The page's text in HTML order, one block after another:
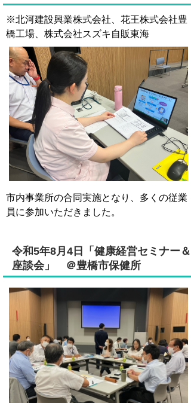
※北河建設興業株式会社、花王株式会社豊
橋工場、株式会社スズキ自販東海
市内事業所の合同実施となり、多くの従業
員に参加いただきました。
令和5年8月4日「健康経営セミナー＆
座談会」 ＠豊橋市保健所